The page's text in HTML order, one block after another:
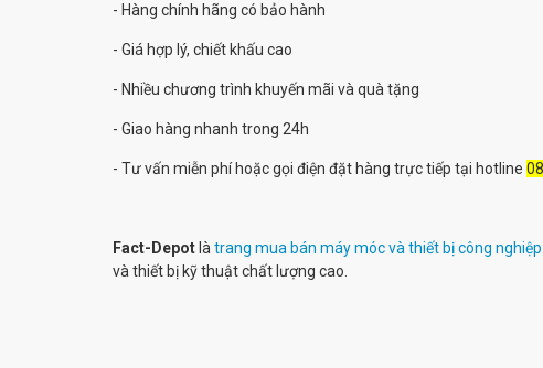
- Hàng chính hãng có bảo hành
- Giá hợp lý, chiết khấu cao
- Nhiều chương trình khuyến mãi và quà tặng
- Giao hàng nhanh trong 24h
- Tư vấn miễn phí hoặc gọi điện đặt hàng trực tiếp tại hotline
Fact-Depot là trang mua bán máy móc và thiết bị công nghiệp
và thiết bị kỹ thuật chất lượng cao.